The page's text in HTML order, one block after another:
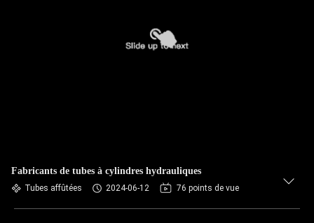
Fabricants de tubes à cylindres hydrauliques
Tubes affûtées 2024-06-12 76 points de vue